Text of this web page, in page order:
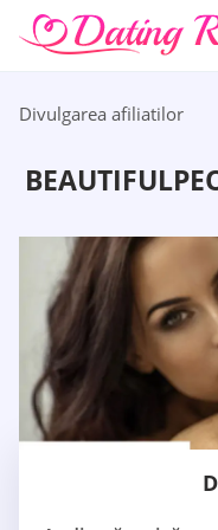
Divulgarea afiliatilor